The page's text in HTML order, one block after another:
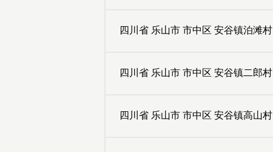
四川省 乐山市 市中区 安谷镇泊滩村
四川省 乐山市 市中区 安谷镇二郎村
四川省 乐山市 市中区 安谷镇高山村